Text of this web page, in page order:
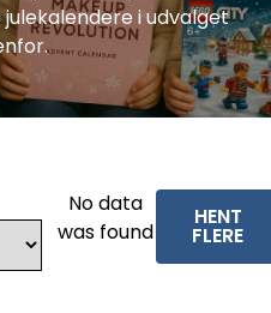
i udvalget
No data
was found
HENT
FLERE